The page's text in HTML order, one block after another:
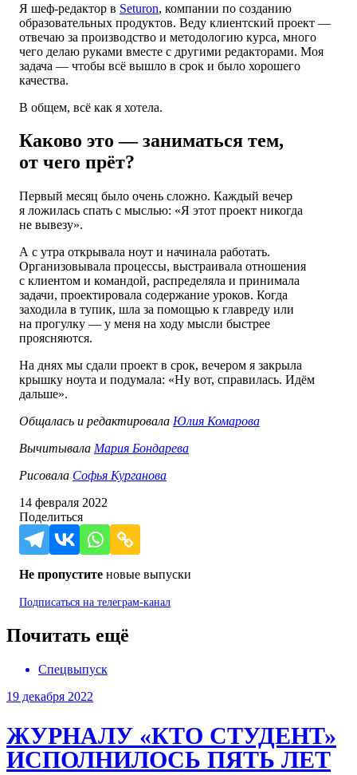
Я шеф-редактор в Seturon, компании по созданию
образовательных продуктов. Веду клиентский проект —
отвечаю за производство и методологию курса, много
чего делаю руками вместе с другими редакторами. Моя
задача — чтобы всё вышло в срок и было хорошего
качества.
В общем, всё как я хотела.
Каково это — заниматься тем,
от чего прёт?
Первый месяц было очень сложно. Каждый вечер
я ложилась спать с мыслью: «Я этот проект никогда
не вывезу».
А с утра открывала ноут и начинала работать.
Организовывала процессы, выстраивала отношения
с клиентом и командой, распределяла и принимала
задачи, проектировала содержание уроков. Когда
заходила в тупик, шла за помощью к главреду или
на прогулку — у меня на ходу мысли быстрее
проясняются.
На днях мы сдали проект в срок, вечером я закрыла
крышку ноута и подумала: «Ну вот, справилась. Идём
дальше».
Общалась и редактировала Юлия Комарова
Вычитывала Мария Бондарева
Рисовала Софья Курганова
14 февраля 2022
Поделиться
Не пропустите новые выпуски
Подписаться на телеграм-канал
Почитать ещё
Спецвыпуск
19 декабря 2022
ЖУРНАЛУ «КТО СТУДЕНТ»
ИСПОЛНИЛОСЬ ПЯТЬ ЛЕТ